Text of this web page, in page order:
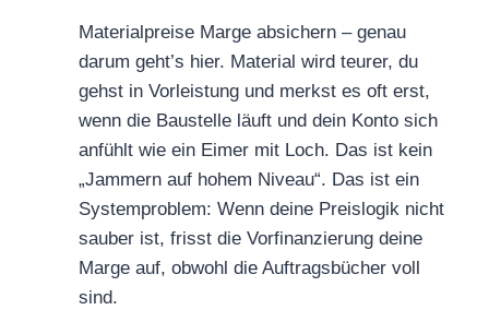
Materialpreise Marge absichern – genau
darum geht’s hier. Material wird teurer, du
gehst in Vorleistung und merkst es oft erst,
wenn die Baustelle läuft und dein Konto sich
anfühlt wie ein Eimer mit Loch. Das ist kein
„Jammern auf hohem Niveau“. Das ist ein
Systemproblem: Wenn deine Preislogik nicht
sauber ist, frisst die Vorfinanzierung deine
Marge auf, obwohl die Auftragsbücher voll
sind.